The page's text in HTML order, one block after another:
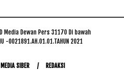
Media Dewan Pers 31170 Di bawah
-0021891.AH.01.01.TAHUN 2021
SIBER REDAKSI